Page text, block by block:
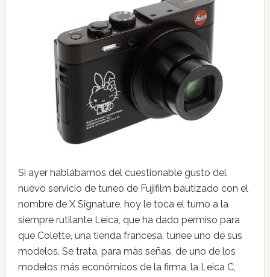
Si ayer hablábamos del cuestionable gusto del
nuevo servicio de tuneo de Fujifilm bautizado con el
nombre de X Signature, hoy le toca el turno a la
siempre rutilante Leica, que ha dado permiso para
que Colette, una tienda francesa, tunee uno de sus
modelos. Se trata, para más señas, de uno de los
modelos más económicos de la firma, la Leica C,